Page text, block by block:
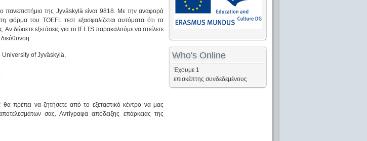
πανεπιστήμιο της Jyväskylä είναι 9818. Με την αναφορά
φόρμα του TOEFL τεστ εξασφαλίζεται αυτόματα ότι τα
δώσετε εξετάσεις για το IELTS παρακαλούμε να στείλετε
of Jyväskylä,
θα πρέπει να ζητήσετε από το εξεταστικό κέντρο να μας
σας. Αντίγραφα απόδειξης επάρκειας της
Who's Online
Έχουμε 1
επισκέπτης συνδεδεμένους